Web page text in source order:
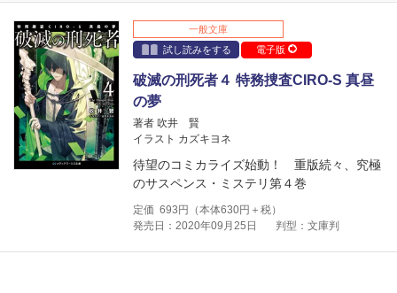
一般文庫
試し読みをする
電子版
破滅の刑死者４ 特務捜査CIRO-S 真昼
の夢
著者 吹井 賢
イラスト カズキヨネ
待望のコミカライズ始動！ 重版続々、究極
のサスペンス・ミステリ第４巻
定価 693 円（本体630円＋税）
発売日：2020年09月25日
判型：文庫判